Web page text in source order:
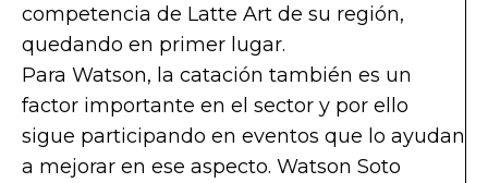
competencia de Latte Art de su región,
quedando en primer lugar.
Para Watson, la catación también es un
factor importante en el sector y por ello
sigue participando en eventos que lo ayudan
a mejorar en ese aspecto. Watson Soto